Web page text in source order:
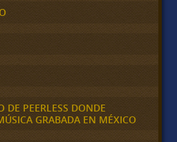
DE PEERLESS DONDE
GRABADA EN MÉXICO